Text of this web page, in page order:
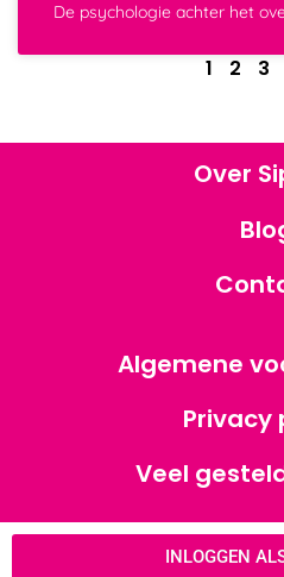
De psychologie achter het
1 2 3
Over
Algemene
Privacy
Veel
INLOGGEN